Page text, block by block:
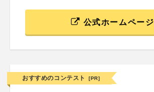
公式ホームページ
おすすめのコンテスト [PR]